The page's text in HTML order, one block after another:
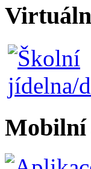
Mobilní